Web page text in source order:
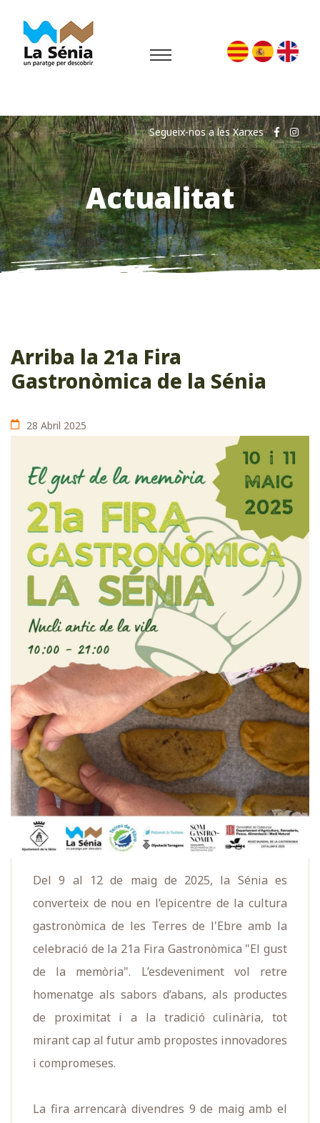
Actualitat
Segueix-nos a les Xarxes
Arriba la 21a Fira
Gastronòmica de la Sénia
28 Abril 2025
Del 9 al 12 de maig de 2025, la Sénia es
converteix de nou en l’epicentre de la cultura
gastronòmica de les Terres de l'Ebre amb la
celebració de la 21a Fira Gastronòmica "El gust
de la memòria". L’esdeveniment vol retre
homenatge als sabors d’abans, als productes
de proximitat i a la tradició culinària, tot
mirant cap al futur amb propostes innovadores
i compromeses.
La fira arrencarà divendres 9 de maig amb el